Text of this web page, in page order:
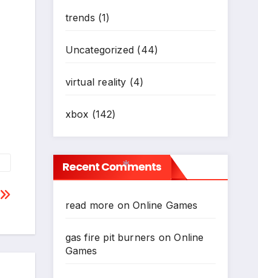
trends (1)
Uncategorized (44)
virtual reality (4)
xbox (142)
Recent Comments
read more onOnline Games
gas fire pit burners onOnline
Games
*